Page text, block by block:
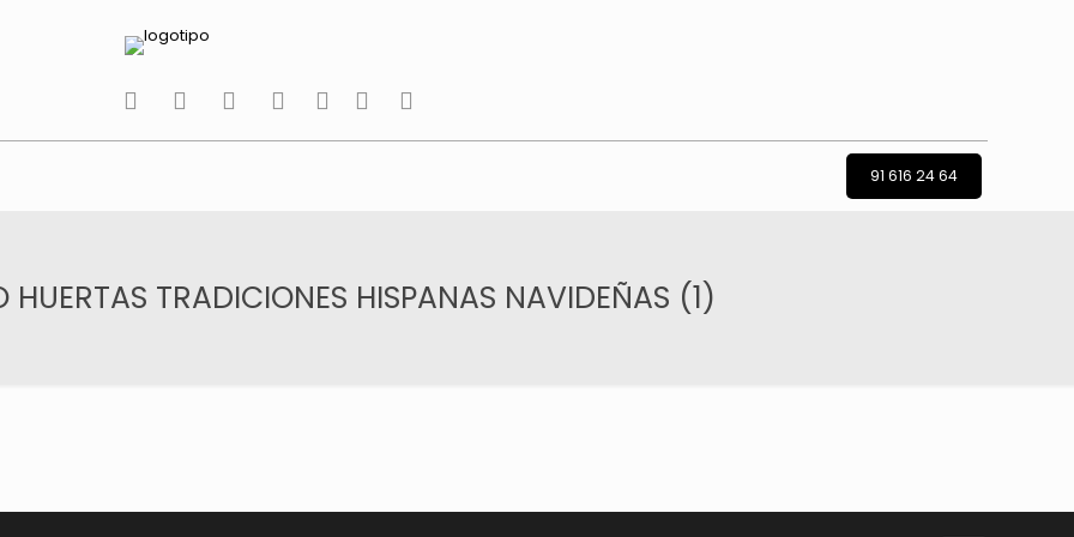
tiktokfacebook
instagram
TwitterYoutube
Telegramwhatsapp
91 616 24 64
TRADICIONES HISPANAS NAVIDEÑAS (1)